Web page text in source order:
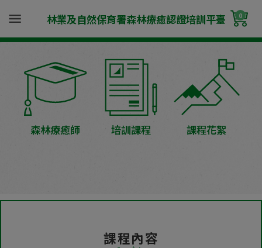
林業及自然保育署森林療癒認證培訓平臺 0
森林療癒師 培訓課程 課程花絮
課程內容